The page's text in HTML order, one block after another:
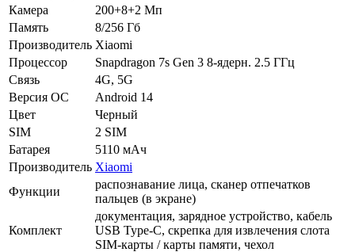
Камера
200+8+2 Мп
Память
8/256 Гб
Производитель Xiaomi
Процессор
Snapdragon 7s Gen 3 8-ядерн. 2.5 ГГц
Связь
4G, 5G
Версия ОС
Android 14
Цвет
Черный
SIM
2 SIM
Батарея
5110 мАч
Производитель Xiaomi
Функции
распознавание лица, сканер отпечатков
пальцев (в экране)
Комплект
документация, зарядное устройство, кабель
USB Type-C, скрепка для извлечения слота
SIM-карты / карты памяти, чехол